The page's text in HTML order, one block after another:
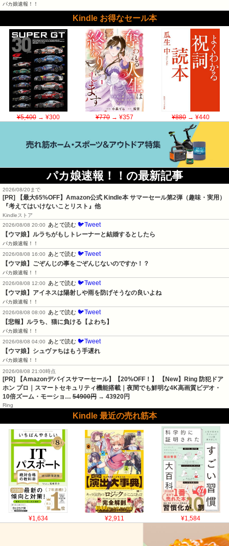
パカ娘速報！！
Kindle お得なセール本
¥5,400→ ¥300 ¥770→ ¥357 ¥880→ ¥440
パカ娘速報！！の最新記事
2026/08/20まで
[PR]
【最大65%OFF】Amazon公式 Kindle本 サマーセール第2弾（趣味・実用）
『考えてはいけないことリスト』他
Kindleストア
2026/08/08 20:00
あとで読む 🐦Tweet
【ウマ娘】ルラちがもしトレーナーと結婚するとしたら
パカ娘速報！！
2026/08/08 16:00
あとで読む 🐦Tweet
【ウマ娘】ごぞんじの事をごぞんじないのですか！？
パカ娘速報！！
2026/08/08 12:00
あとで読む 🐦Tweet
【ウマ娘】アイネスは陽射しや雨を防げそうなの良いよね
パカ娘速報！！
2026/08/08 08:00
あとで読む 🐦Tweet
【悲報】ルラち、猫に負ける【よわち】
パカ娘速報！！
2026/08/08 04:00
あとで読む 🐦Tweet
【ウマ娘】シュヴァちはもう手遅れ
パカ娘速報！！
2026/08/08 21:00時点
[PR] 【Amazonデバイスサマーセール】【20%OFF！】 【New】Ring 防犯ドア
ホン プロ｜スマートセキュリティ機能搭載｜夜間でも鮮明な4K高画質ビデオ・
10倍ズーム・モーショ… 54900円 → 43920円
Ring
Kindle 最近の売れ筋本
¥1,634 ¥2,911 ¥1,584